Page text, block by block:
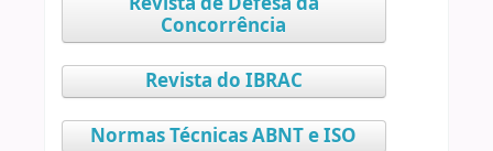
Concorrência
Revista do IBRAC
Normas Técnicas ABNT e ISO